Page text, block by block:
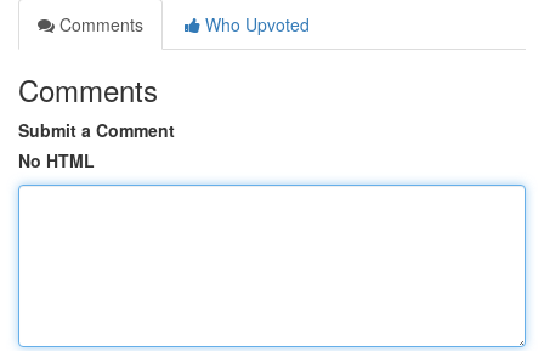
Comments
Who Upvoted
Comments
Submit a Comment
No HTML